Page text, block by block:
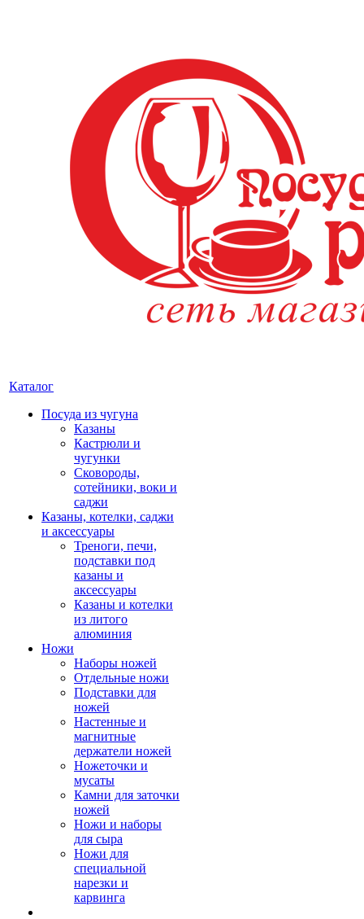
Каталог
Посуда из чугуна
Казаны
Кастрюли и
чугунки
Сковороды,
сотейники, воки и
саджи
Казаны, котелки, саджи
и аксессуары
Треноги, печи,
подставки под
казаны и
аксессуары
Казаны и котелки
из литого
алюминия
Ножи
Наборы ножей
Отдельные ножи
Подставки для
ножей
Настенные и
магнитные
держатели ножей
Ножеточки и
мусаты
Камни для заточки
ножей
Ножи и наборы
для сыра
Ножи для
специальной
нарезки и
карвинга